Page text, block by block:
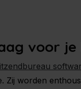
voor je
Zij worden